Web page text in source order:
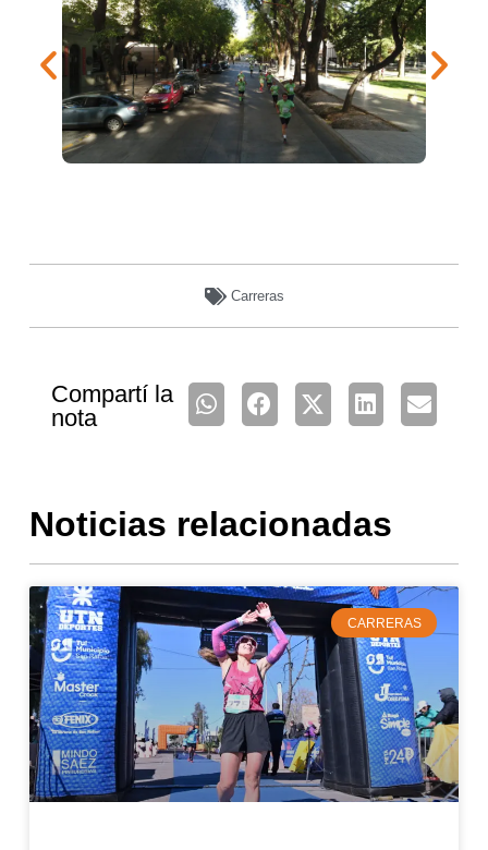
Carreras
Compartí la
nota
Noticias relacionadas
CARRERAS